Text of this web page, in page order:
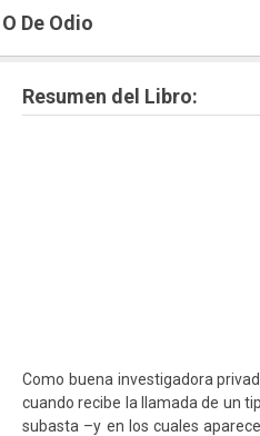
O De Odio
Resumen del Libro:
Como buena investigadora
cuando recibe la llamada de un
subasta –y en los cuales